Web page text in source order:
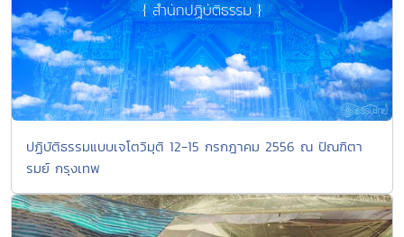
ปฏิบัติธรรมแบบเจโตวิมุติ 12-15 กรกฎาคม 2556 ณ ปัณฑิตา
รมย์ กรุงเทพ